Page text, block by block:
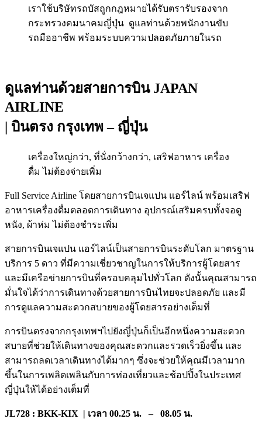
เราใช้บริษัทรถบัสถูกกฎหมายได้รับตรารับรองจาก
กระทรวงคมนาคมญี่ปุ่น ดูแลท่านด้วยพนักงานขับ
รถมืออาชีพ พร้อมระบบความปลอดภัยภายในรถ
ดูแลท่านด้วยสายการบิน JAPAN
AIRLINE
| บินตรง กรุงเทพ – ญี่ปุ่น
เครื่องใหญ่กว่า, ที่นั่งกว้างกว่า, เสริฟอาหาร เครื่อง
ดื่ม ไม่ต้องจ่ายเพิ่ม
Full Service Airline โดยสายการบินเจแปน แอร์ไลน์ พร้อมเสริฟ
อาหารเครื่องดื่มตลอดการเดินทาง อุปกรณ์เสริมครบทั้งจอดู
หนัง, ผ้าห่ม ไม่ต้องชำระเพิ่ม
สายการบินเจแปน แอร์ไลน์เป็นสายการบินระดับโลก มาตรฐาน
บริการ 5 ดาว ที่มีความเชี่ยวชาญในการให้บริการผู้โดยสาร
และมีเครือข่ายการบินที่ครอบคลุมไปทั่วโลก ดังนั้นคุณสามารถ
มั่นใจได้ว่าการเดินทางด้วยสายการบินไทยจะปลอดภัย และมี
การดูแลความสะดวกสบายของผู้โดยสารอย่างเต็มที่
การบินตรงจากกรุงเทพฯไปยังญี่ปุ่นก็เป็นอีกหนึ่งความสะดวก
สบายที่ช่วยให้เดินทางของคุณสะดวกและรวดเร็วยิ่งขึ้น และ
สามารถลดเวลาเดินทางได้มากๆ ซึ่งจะช่วยให้คุณมีเวลามาก
ขึ้นในการเพลิดเพลินกับการท่องเที่ยวและช้อปปิ้งในประเทศ
ญี่ปุ่นให้ได้อย่างเต็มที่
JL728 : BKK-KIX | เวลา 00.25 น. – 08.05 น.